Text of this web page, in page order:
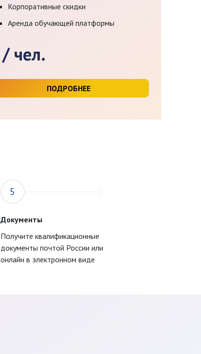
Корпоративные скидки
Аренда обучающей платформы
чел.
ПОДРОБНЕЕ
5
Документы
Получите квалификационные
документы почтой России или
онлайн в электронном виде